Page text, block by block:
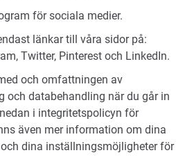
för sociala medier.
länkar till våra sidor på:
Twitter, Pinterest och LinkedIn.
och omfattningen av
och databehandling när du går in
i integritetspolicyn för
även mer information om dina
dina inställningsmöjligheter för